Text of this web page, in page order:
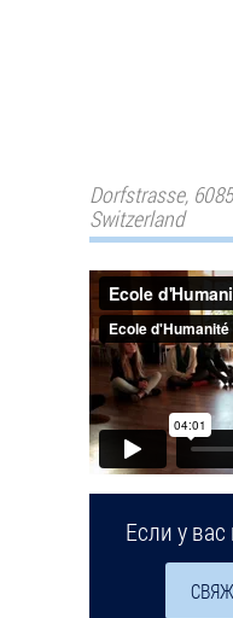
Dorfstrasse,
Switzerland
Если у